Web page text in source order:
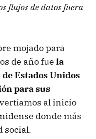
flujos de datos fuera
mojado para
de año fue la
Estados Unidos
para sus
al inicio
donde más
social.